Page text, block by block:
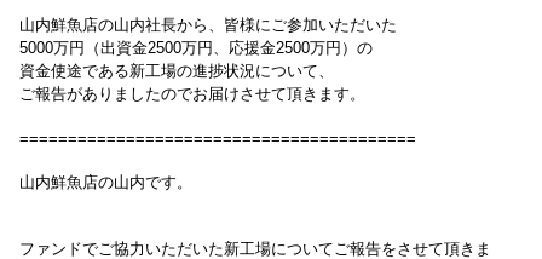
山内鮮魚店の山内社長から、皆様にご参加いただいた
5000万円（出資金2500万円、応援金2500万円）の
資金使途である新工場の進捗状況について、
ご報告がありましたのでお届けさせて頂きます。
=========================================
山内鮮魚店の山内です。
ファンドでご協力いただいた新工場についてご報告をさせて頂きま